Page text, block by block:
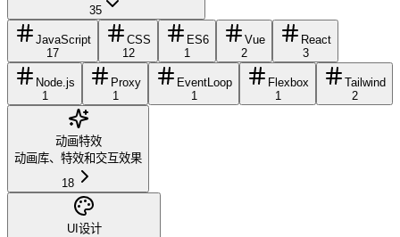
35
JavaScript
17
CSS
12
ES6
1
Vue
2
React
3
Node.js
1
Proxy
1
EventLoop
1
Flexbox
1
Tailwind
2
动画特效
动画库、特效和交互效果
18
UI设计